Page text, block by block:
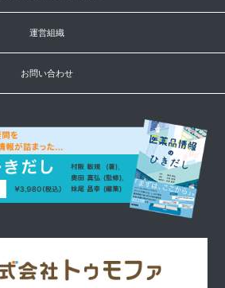
運営組織
お問い合わせ